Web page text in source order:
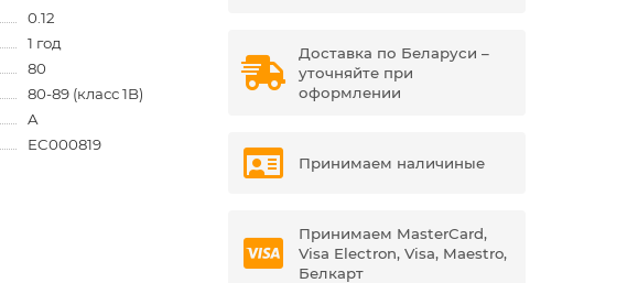
0.12
1 год
80
80-89 (класс 1B)
A
EC000819
Доставка по Беларуси –
уточняйте при
оформлении
Принимаем наличиные
Принимаем MasterCard,
Visa Electron, Visa, Maestro,
Белкарт